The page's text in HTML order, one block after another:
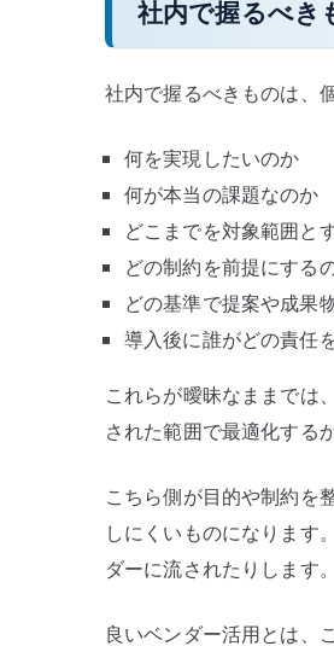
社内で握るべき
社内で握るべきものは、
何を実現したいのか
何が本当の課題なのか
どこまでを対象範囲と
どの制約を前提にする
どの基準で提案や成果
導入後に誰がどの責任
これらが曖昧なままでは
された範囲で最適化する
こちら側が目的や制約を
しにくいものになります
ダーに流されたりします。
良いベンダー活用とは、